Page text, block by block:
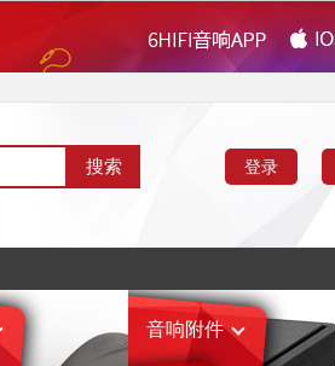
登录
音响附件